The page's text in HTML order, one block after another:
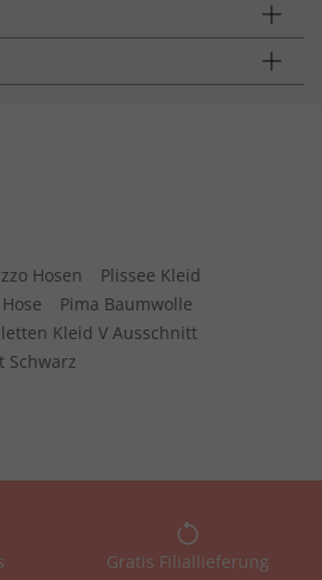
Hosen
Plissee Kleid
Pima Baumwolle
Kleid V Ausschnitt
Schwarz
Gratis Filiallieferung